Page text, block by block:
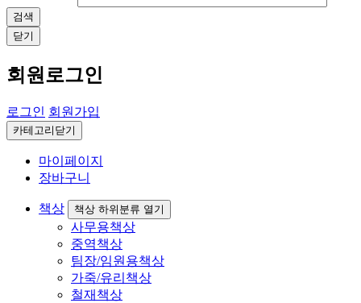
닫기
회원로그인
로그인 회원가입
카테고리닫기
마이페이지
장바구니
책상 책상 하위분류 열기
사무용책상
중역책상
팀장/임원용책상
가죽/유리책상
철재책상